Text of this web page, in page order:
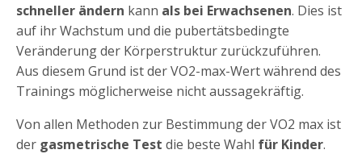
schneller ändern kann als bei Erwachsenen. Dies ist
auf ihr Wachstum und die pubertätsbedingte
Veränderung der Körperstruktur zurückzuführen.
Aus diesem Grund ist der VO2-max-Wert während des
Trainings möglicherweise nicht aussagekräftig.
Von allen Methoden zur Bestimmung der VO2 max ist
der gasmetrische Test die beste Wahl für Kinder.